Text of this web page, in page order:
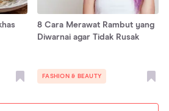
8 Cara Merawat Rambut yang
Diwarnai agar Tidak Rusak
FASHION & BEAUTY